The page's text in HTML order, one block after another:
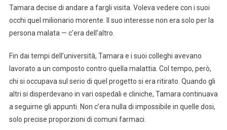
Tamara decise di andare a fargli visita. Voleva vedere con i suoi
occhi quel milionario morente. Il suo interesse non era solo per la
persona malata — c’era dell’altro.
Fin dai tempi dell’università, Tamara e i suoi colleghi avevano
lavorato a un composto contro quella malattia. Col tempo, però,
chi si occupava sul serio di quel progetto si era ritirato. Quando gli
altri si disperdevano in vari ospedali e cliniche, Tamara continuava
a seguirne gli appunti. Non c’era nulla di impossibile in quelle dosi,
solo precise proporzioni di comuni farmaci.